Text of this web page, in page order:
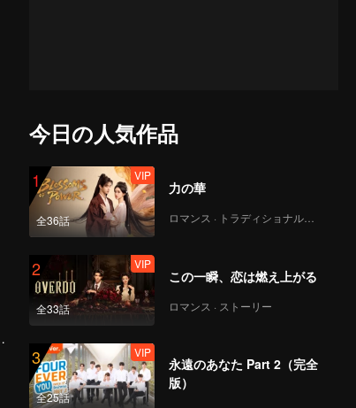
今日の人気作品
1
全36話
VIP
力の華
ロマンス · トラディショナル・コスチューム
2
全33話
VIP
この一瞬、恋は燃え上がる
ロマンス · ストーリー
3
全25話
VIP
永遠のあなた Part 2（完全
版）